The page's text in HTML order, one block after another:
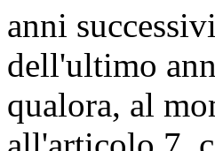
anni
dell'ultimo
qualora, al